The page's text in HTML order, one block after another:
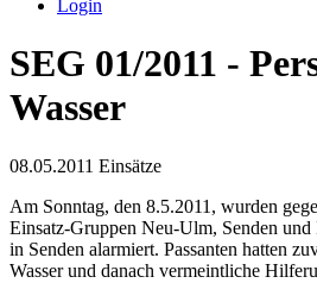
Login
SEG 01/2011 -
Wasser
08.05.2011 Einsätze
Am Sonntag, den 8.5.2011, wurden
Einsatz-Gruppen Neu-Ulm, Senden
in Senden alarmiert. Passanten hatten
Wasser und danach vermeintliche